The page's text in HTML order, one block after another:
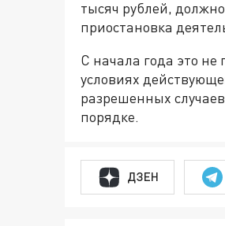
тысяч рублей,
приостановка
С начала года это
условиях
разрешенных
порядке.
ДЗЕН